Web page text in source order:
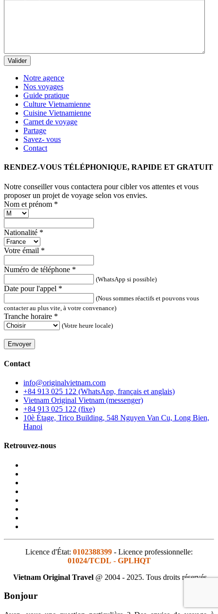
Valider
Notre agence
Nos voyages
Guide pratique
Culture Vietnamienne
Cuisine Vietnamienne
Carnet de voyage
Partage
Savez- vous
Contact
RENDEZ-VOUS TÉLÉPHONIQUE, RAPIDE ET GRATUIT
Notre conseiller vous contactera pour cibler vos attentes et vous
proposer un projet de voyage selon vos envies.
Nom et prénom *
Nationalité *
Votre émail *
Numéro de téléphone *
(WhatsApp si possible)
Date pour l'appel *
(Nous sommes réactifs et pouvons vous
contacter au plus vite, à votre convenance)
Tranche horaire *
(Votre heure locale)
Envoyer
Contact
info@originalvietnam.com
+84 913 025 122 (WhatsApp, français et anglais)
Vietnam Original Vietnam (messenger)
+84 913 025 122 (fixe)
10è Étage, Trico Building, 548 Nguyen Van Cu, Long Bien,
Hanoi
Retrouvez-nous
Licence d'État: 0102388399 - Licence professionnelle:
01024/TCDL - GPLHQT
Vietnam Original Travel @ 2004 - 2025. Tous droits réservés
Bonjour